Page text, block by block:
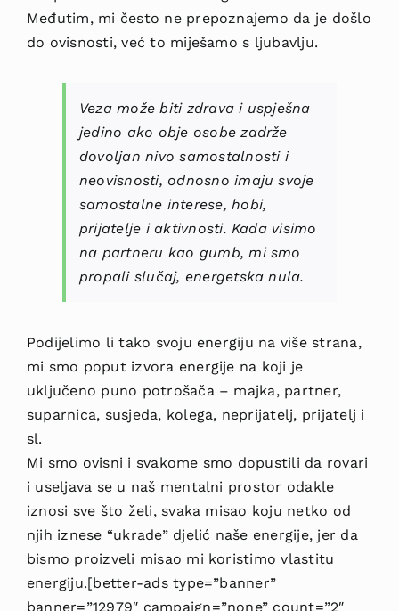
Međutim, mi često ne prepoznajemo da je došlo
do ovisnosti, već to miješamo s ljubavlju.
Veza može biti zdrava i uspješna
jedino ako obje osobe zadrže
dovoljan nivo samostalnosti i
neovisnosti, odnosno imaju svoje
samostalne interese, hobi,
prijatelje i aktivnosti. Kada visimo
na partneru kao gumb, mi smo
propali slučaj, energetska nula.
Podijelimo li tako svoju energiju na više strana,
mi smo poput izvora energije na koji je
uključeno puno potrošača – majka, partner,
suparnica, susjeda, kolega, neprijatelj, prijatelj i
sl.
Mi smo ovisni i svakome smo dopustili da rovari
i useljava se u naš mentalni prostor odakle
iznosi sve što želi, svaka misao koju netko od
njih iznese “ukrade” djelić naše energije, jer da
bismo proizveli misao mi koristimo vlastitu
energiju.[better-ads type=”banner”
banner=”12979″ campaign=”none” count=”2″